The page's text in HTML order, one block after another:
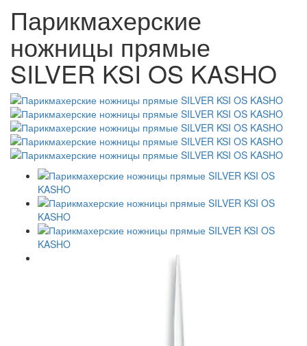
Парикмахерские
ножницы прямые
SILVER KSI OS KASHO